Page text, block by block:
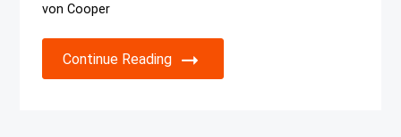
von Cooper
Continue Reading